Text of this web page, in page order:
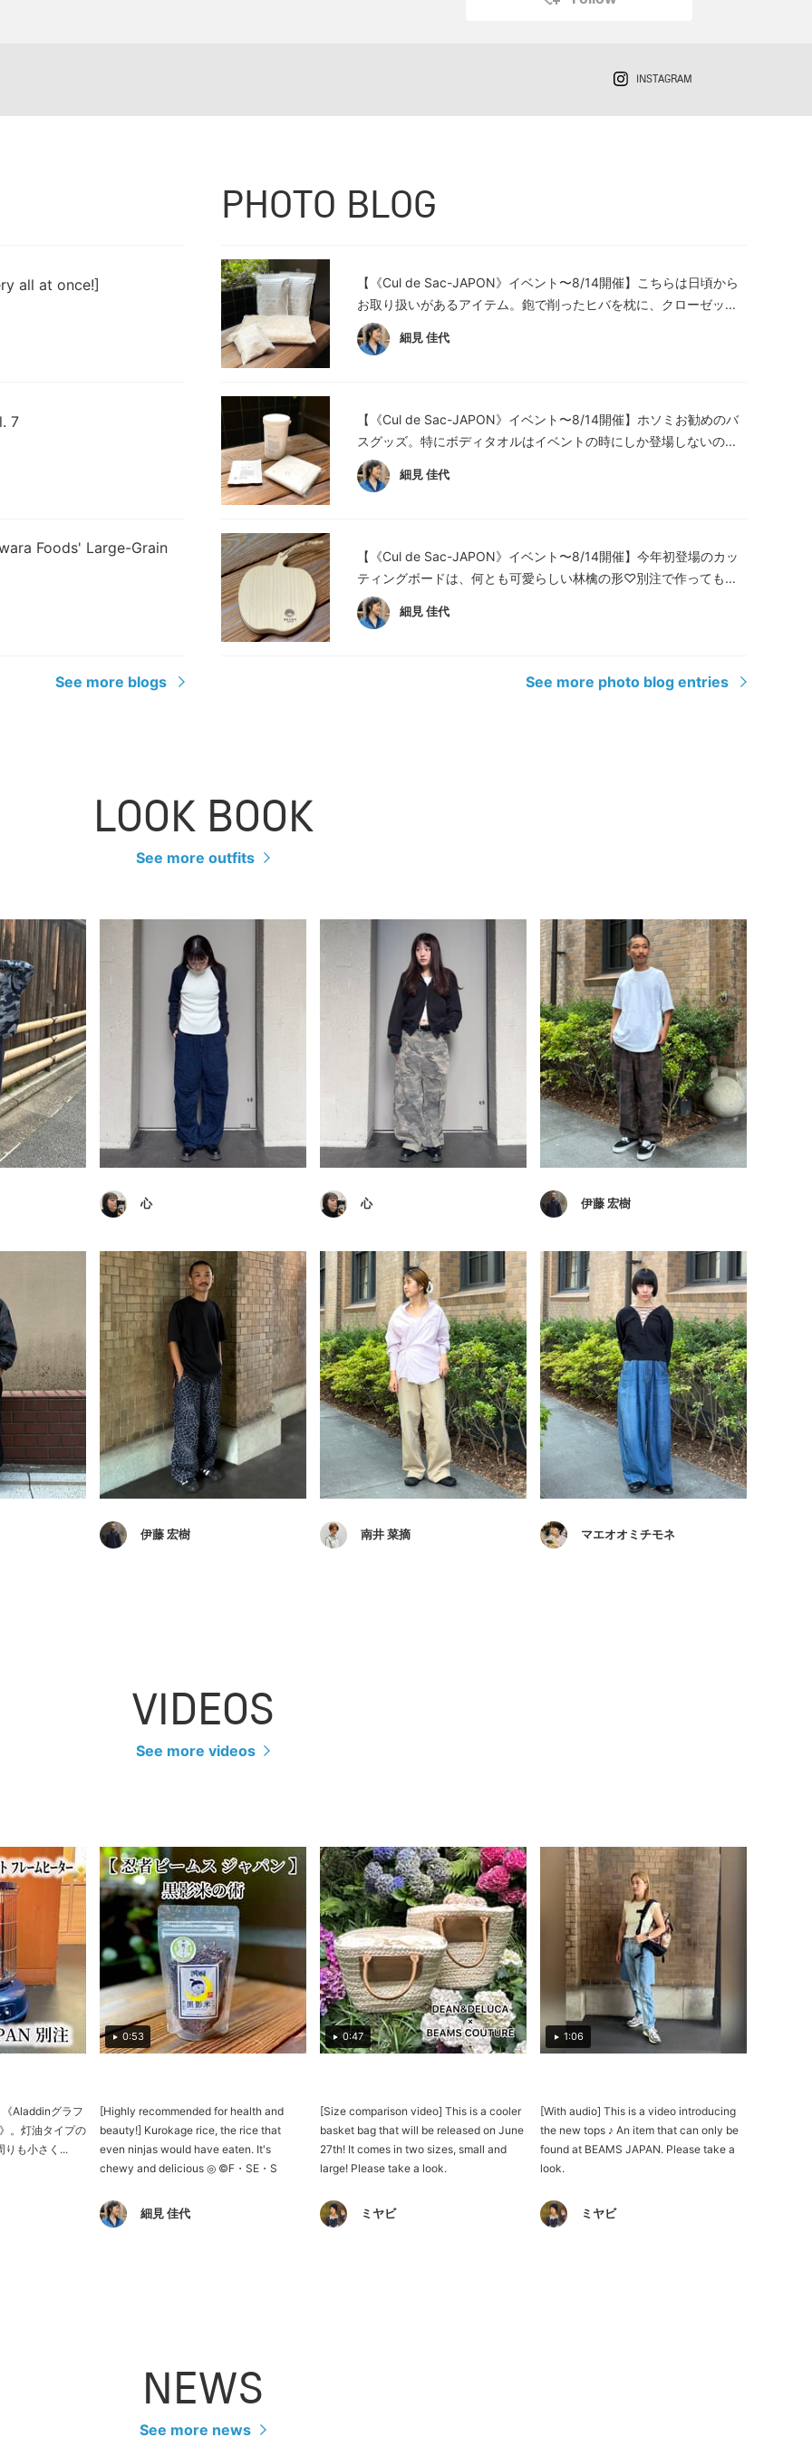
INSTAGRAM
all at once!]
7
Foods' Large-Grain
See more blogs
PHOTO BLOG
【《Cul de Sac-JAPON》イベント〜8/14開催】こちらは日頃から
お取り扱いがあるアイテム。鉋で削ったヒバを枕に、クローゼッ...
細見 佳代
【《Cul de Sac-JAPON》イベント〜8/14開催】ホソミお勧めのバ
スグッズ。特にボディタオルはイベントの時にしか登場しないの...
細見 佳代
【《Cul de Sac-JAPON》イベント〜8/14開催】今年初登場のカッ
ティングボードは、何とも可愛らしい林檎の形♡別注で作っても...
細見 佳代
See more photo blog entries
LOOK BOOK
See more outfits
心 心 伊藤 宏樹
伊藤 宏樹 南井 菜摘 マエオオミチモネ
VIDEOS
See more videos
Aladdinグラフ
。灯油タイプの
りも小さく...
0:53
[Highly recommended for health and
beauty!] Kurokage rice, the rice that
even ninjas would have eaten. It's
chewy and delicious ◎ ©︎F・SE・S
細見 佳代
0:47
[Size comparison video] This is a cooler
basket bag that will be released on June
27th! It comes in two sizes, small and
large! Please take a look.
ミヤビ
1:06
[With audio] This is a video introducing
the new tops ♪ An item that can only be
found at BEAMS JAPAN. Please take a
look.
ミヤビ
NEWS
See more news